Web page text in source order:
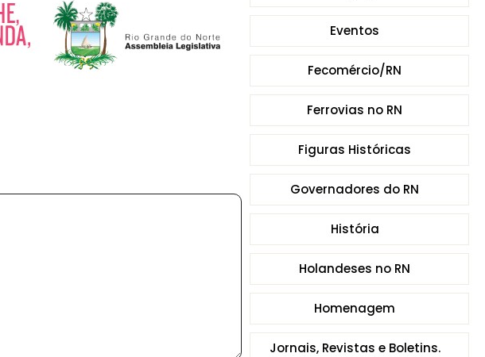
Eventos
Fecomércio/RN
Ferrovias no RN
Figuras Históricas
Governadores do RN
História
Holandeses no RN
Homenagem
Jornais, Revistas e Boletins.